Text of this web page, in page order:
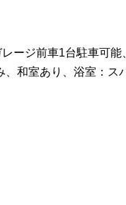
レージ前車1台駐車可
和室あり、浴室：